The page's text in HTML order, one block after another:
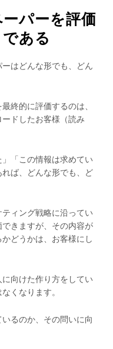
パーを評価
ある
はどんな形でも、どん
終的に評価するのは、
ドしたお客様（読み
「この情報は求めてい
ば、どんな形でも、ど
ィング戦略に沿ってい
きますが、その内容が
どうかは、お客様にし
向けた作り方をしてい
くなります。
るのか、その問いに向